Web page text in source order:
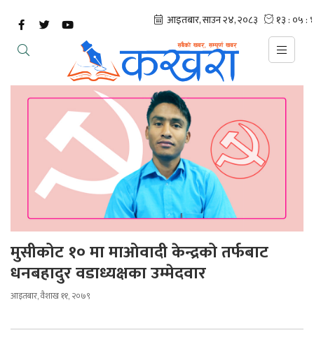
मुसीकोट १० मा माओवादी केन्द्रको तर्फबाट
धनबहादुर वडाध्यक्षका उम्मेदवार
आइतबार, वैशाख ११, २०७९